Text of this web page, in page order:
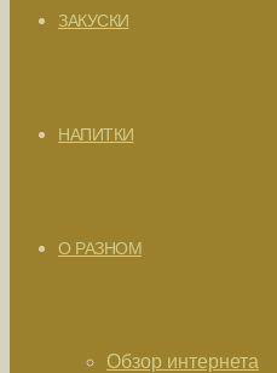
ЗАКУСКИ
НАПИТКИ
О РАЗНОМ
Обзор интернета